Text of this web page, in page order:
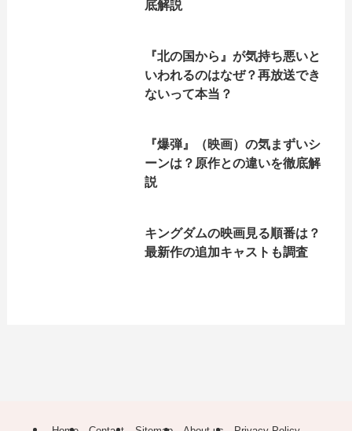
底解説
『北の国から』が気持ち悪いと
いわれるのはなぜ？再放送でき
ないって本当？
『爆弾』（映画）の気まずいシ
ーンは？原作との違いを徹底解
説
キングダムの映画見る順番は？
最新作の追加キャストも調査